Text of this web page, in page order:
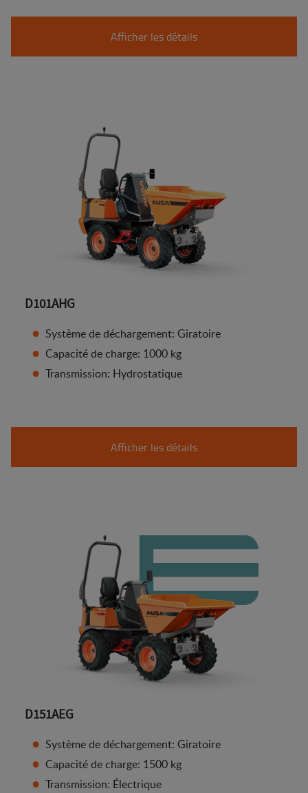
Afficher les détails
D101AHG
Système de déchargement: Giratoire
Capacité de charge: 1000 kg
Transmission: Hydrostatique
Afficher les détails
D151AEG
Système de déchargement: Giratoire
Capacité de charge: 1500 kg
Transmission: Électrique